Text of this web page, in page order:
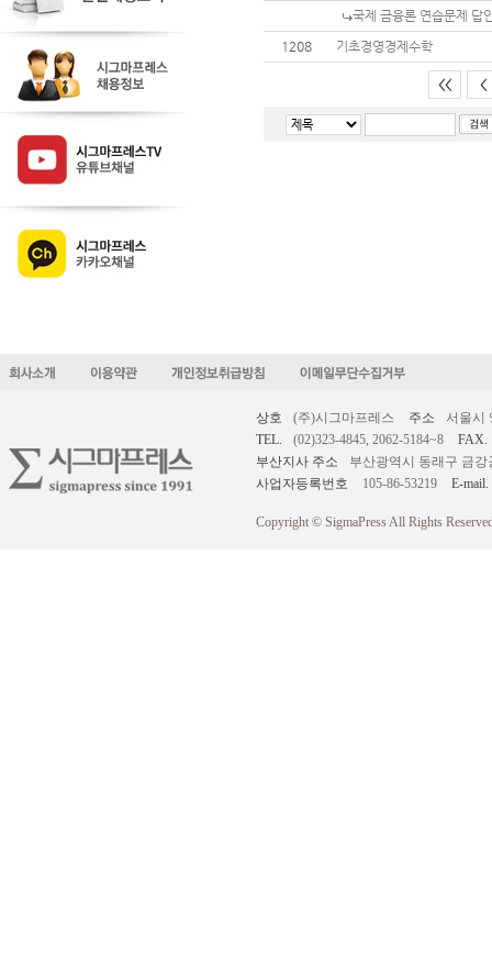
국제 금융론 연습문제 답
1208
기초경영경제수학
<< <
상호 (주)시그마프레스 주소
서울시
TEL.
(02)323-4845, 2062-5184~8
FAX.
부산지사 주소
부산광역시 동래구 금강
사업자등록번호
105-86-53219 E-mail.
Copyright © SigmaPress All Rights